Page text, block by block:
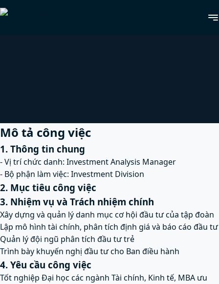
Mô tả công việc
1. Thông tin chung
- Vị trí chức danh: Investment Analysis Manager
- Bộ phận làm việc: Investment Division
2. Mục tiêu công việc
3. Nhiệm vụ và Trách nhiệm chính
Xây dựng và quản lý danh mục cơ hội đầu tư của tập đoàn
Lập mô hình tài chính, phân tích định giá và báo cáo đầu tư
Quản lý đội ngũ phân tích đầu tư trẻ
Trình bày khuyến nghị đầu tư cho Ban điều hành
4. Yêu cầu công việc
Tốt nghiệp Đại học các ngành Tài chính, Kinh tế, MBA ưu